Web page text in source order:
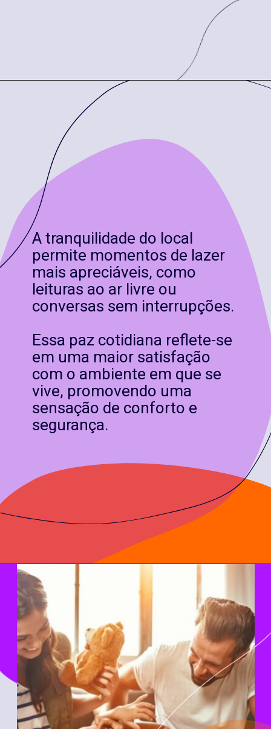
A tranquilidade do local
permite momentos de lazer
mais apreciáveis, como
leituras ao ar livre ou
conversas sem interrupções.
Essa paz cotidiana reflete-se
em uma maior satisfação
com o ambiente em que se
vive, promovendo uma
sensação de conforto e
segurança.